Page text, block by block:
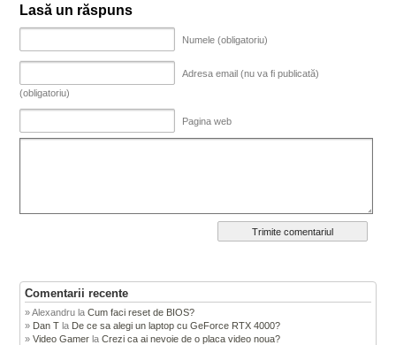
Lasă un răspuns
Numele (obligatoriu)
Adresa email (nu va fi publicată)
(obligatoriu)
Pagina web
Comentarii recente
Alexandru laCum faci reset de BIOS?
Dan T la De ce sa alegi un laptop cu GeForce RTX 4000?
Video Gamer laCrezi ca ai nevoie de o placa video noua?